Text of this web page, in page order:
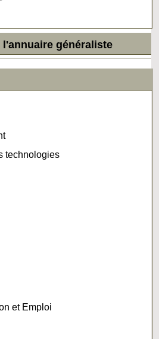
l'annuaire généraliste
technologies
et Emploi